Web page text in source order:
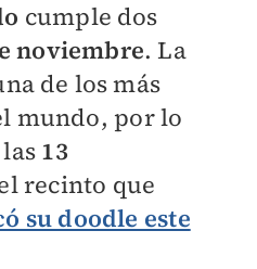
cumple dos
noviembre. La
de los más
mundo, por lo
13
recinto que
su doodle este